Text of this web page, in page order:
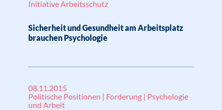
Initiative Arbeitsschutz
Sicherheit und Gesundheit am Arbeitsplatz
brauchen Psychologie
08.11.2015
Politische Positionen | Forderung | Psychologie
und Arbeit